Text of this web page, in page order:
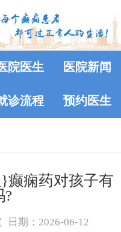
院医生 医院新闻
诊流程 预约医生
癫痫药对孩子有
?
日期：2026-06-12